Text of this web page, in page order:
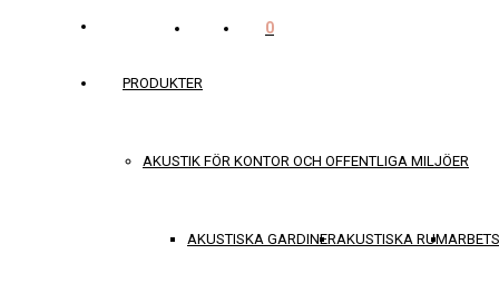
PRODUKTER
AKUSTIK FÖR KONTOR OCH OFFENTLIGA MILJÖER
AKUSTISKA GARDINERAKUSTISKA RUM
0